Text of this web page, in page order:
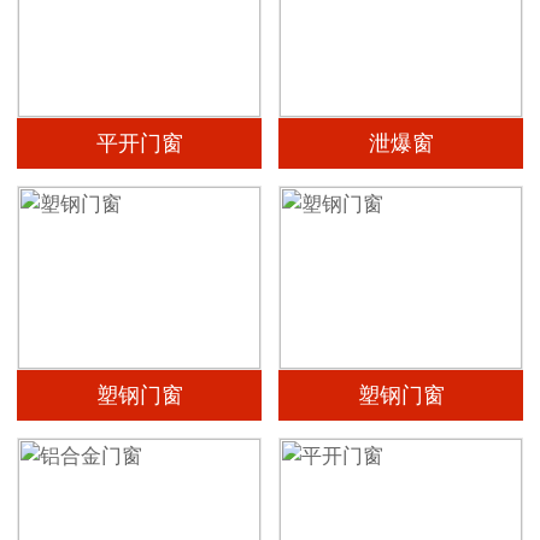
平开门窗 泄爆窗
塑钢门窗 塑钢门窗